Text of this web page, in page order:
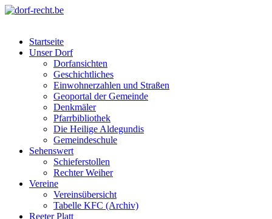
Skip
Startseite
Unser Dorf
Dorfansichten
Geschichtliches
Einwohnerzahlen und Straßen
Geoportal der Gemeinde
Denkmäler
Pfarrbibliothek
Die Heilige Aldegundis
Gemeindeschule
Sehenswert
Schieferstollen
Rechter Weiher
Vereine
Vereinsübersicht
Tabelle KFC (Archiv)
Reeter Platt